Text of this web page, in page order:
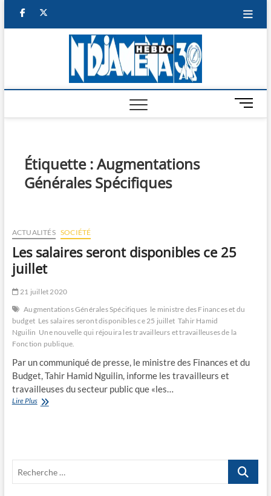
facebook
M
e
Étiquette :Augmentations
Générales Spécifiques
ACTUALITÉS SOCIÉTÉ
Les salaires seront disponibles ce 25
juillet
21 juillet 2020
Augmentations Générales Spécifiques le ministre des Finances et du
budget Les salaires seront disponibles ce 25 juillet Tahir Hamid
Nguilin Une nouvelle qui réjouira les travailleurs et travailleuses de la
Fonction publique.
Par un communiqué de presse, le ministre des Finances et du
Budget, Tahir Hamid Nguilin, informe les travailleurs et
travailleuses du secteur public que «les…
Lire PlusLes
Recherche